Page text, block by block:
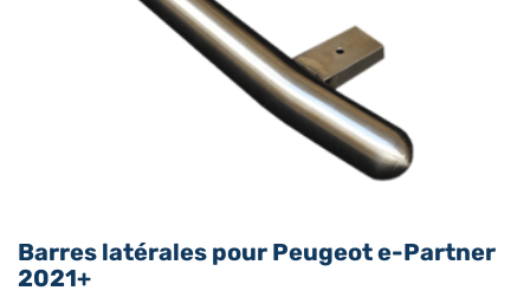
Barres latérales pour Peugeot e-Partner
2021+